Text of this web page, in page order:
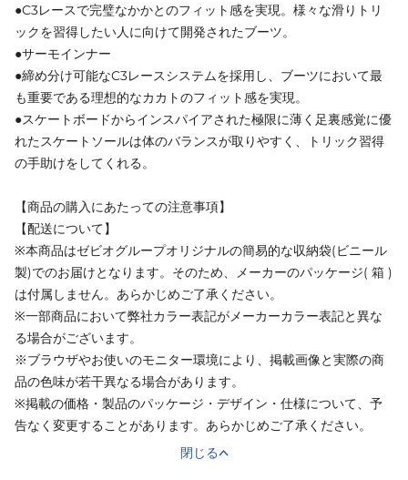
●C3レースで完璧なかかとのフィット感を実現。様々な滑りトリ
ックを習得したい人に向けて開発されたブーツ。
●サーモインナー
●締め分け可能なC3レースシステムを採用し、ブーツにおいて最
も重要である理想的なカカトのフィット感を実現。
●スケートボードからインスパイアされた極限に薄く足裏感覚に優
れたスケートソールは体のバランスが取りやすく、トリック習得
の手助けをしてくれる。
【商品の購入にあたっての注意事項】
【配送について】
※本商品はゼビオグループオリジナルの簡易的な収納袋(ビニール
製)でのお届けとなります。そのため、メーカーのパッケージ( 箱 )
は付属しません。あらかじめご了承ください。
※一部商品において弊社カラー表記がメーカーカラー表記と異な
る場合がございます。
※ブラウザやお使いのモニター環境により、掲載画像と実際の商
品の色味が若干異なる場合があります。
※掲載の価格・製品のパッケージ・デザイン・仕様について、予
告なく変更することがあります。あらかじめご了承ください。
閉じる